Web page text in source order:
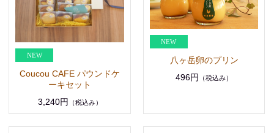
Coucou CAFE パウンドケ
ーキセット
3,240円
（税込み）
八ヶ岳卵のプリン
496円
（税込み）